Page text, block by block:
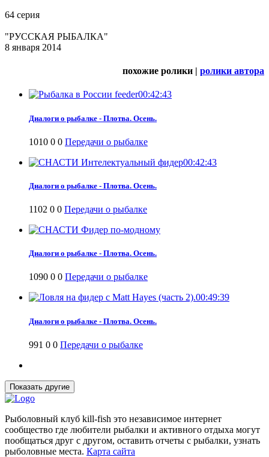
64 серия
"РУССКАЯ РЫБАЛКА"
8 января 2014
похожие ролики | ролики автора
00:42:43
Диалоги о рыбалке - Плотва. Осень.
1010 0 0 Передачи о рыбалке
00:42:43
Диалоги о рыбалке - Плотва. Осень.
1102 0 0 Передачи о рыбалке
Диалоги о рыбалке - Плотва. Осень.
1090 0 0 Передачи о рыбалке
00:49:39
Диалоги о рыбалке - Плотва. Осень.
991 0 0 Передачи о рыбалке
Рыболовный клуб kill-fish это независимое интернет
сообщество где любители рыбалки и активного отдыха могут
пообщаться друг с другом, оставить отчеты с рыбалки, узнать
рыболовные места. Карта сайта